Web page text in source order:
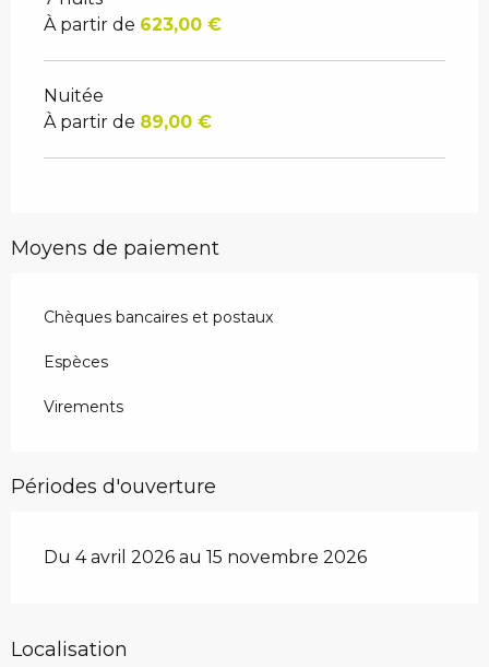
À partir de 623,00 €
Nuitée
À partir de 89,00 €
Moyens de paiement
Chèques bancaires et postaux
Espèces
Virements
Périodes d'ouverture
Du 4 avril 2026 au 15 novembre 2026
Localisation